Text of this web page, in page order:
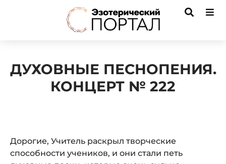
ДУХОВНЫЕ ПЕСНОПЕНИЯ.
КОНЦЕРТ № 222
Дорогие, Учитель раскрыл творческие
способности учеников, и они стали петь